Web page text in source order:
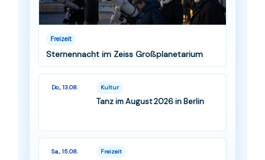
Freizeit
Sternennacht im Zeiss Großplanetarium
Do., 13.08. Kultur
Tanz im August 2026 in Berlin
Sa., 15.08. Freizeit